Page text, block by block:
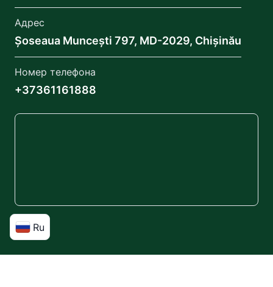
Ru
Адрес
Șoseaua Muncești 797, MD-2029, Chișinău
Номер телефона
+37361161888